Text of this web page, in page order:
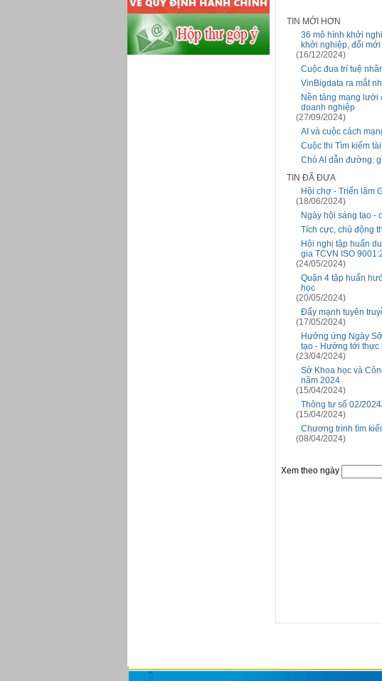
TIN MỚI HƠN
36 mô hình khởi
khởi nghiệp, đổi
(16/12/2024)
Cuộc đua trí tuệ
VinBigdata ra mắt
Nền tảng mạng lưới
doanh nghiệp
(27/09/2024)
AI và cuộc cách
Cuộc thi Tìm kiếm
Chó AI dẫn đường:
TIN ĐÃ ĐƯA
Hội chợ - Triển lãm
(18/06/2024)
Ngày hội sáng tạo -
Tích cực, chủ động
Hội nghị tập huấn
gia TCVN ISO
(24/05/2024)
Quận 4 tập huấn
học
(20/05/2024)
Đẩy mạnh tuyên
(17/05/2024)
Hưởng ứng Ngày
tạo - Hướng tới thực
(23/04/2024)
Sở Khoa học và
năm 2024
(15/04/2024)
Thông tư số 02/
(15/04/2024)
Chương trình tìm
(08/04/2024)
Xem theo ngày